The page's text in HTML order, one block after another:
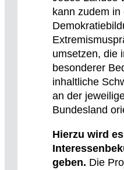
kann zudem
umsetzen, die
besonderer
inhaltliche
an der
Bundesland
Hierzu wird
geben. Die